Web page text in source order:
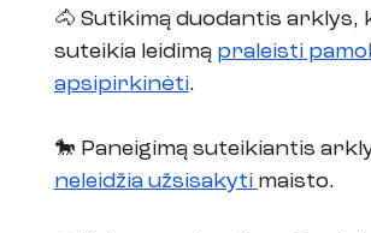
🐴 Sutikimą duodantis arklys,
suteikia leidimą praleisti
apsipirkinėti.
🐎 Paneigimą suteikiantis
neleidžia užsisakyti maisto.